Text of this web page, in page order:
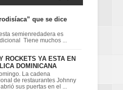
que se dice
semienredadera es
Tiene muchos ...
ROCKETS YA ESTA EN
DOMINICANA
La cadena
de restaurantes Johnny
sus puertas en el ...